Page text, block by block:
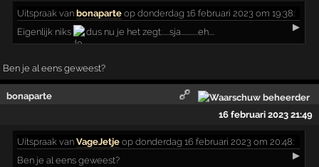
Uitspraak vanbonaparte op donderdag 16 februari 2023 om 19:38:
▶
Eigenlijk niks dus nu je het zegt......sja............eh....
Ben je al eens geweest?
bonaparte
16 februari 2023 21:49
Uitspraak vanVageJetje op donderdag 16 februari 2023 om 20:48:
▶
Ben je al eens geweest?